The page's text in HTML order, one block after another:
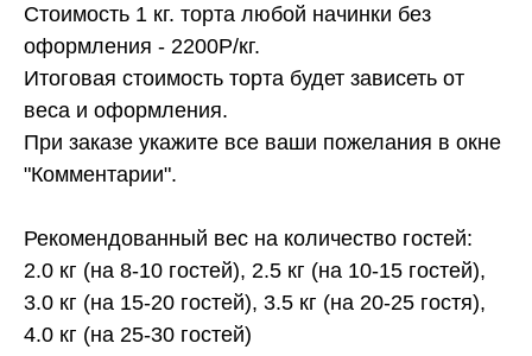
Стоимость 1 кг. торта любой начинки без
оформления - 2200Р/кг.
Итоговая стоимость торта будет зависеть от
веса и оформления.
При заказе укажите все ваши пожелания в окне
"Комментарии".
Рекомендованный вес на количество гостей:
2.0 кг (на 8-10 гостей), 2.5 кг (на 10-15 гостей),
3.0 кг (на 15-20 гостей), 3.5 кг (на 20-25 гостя),
4.0 кг (на 25-30 гостей)